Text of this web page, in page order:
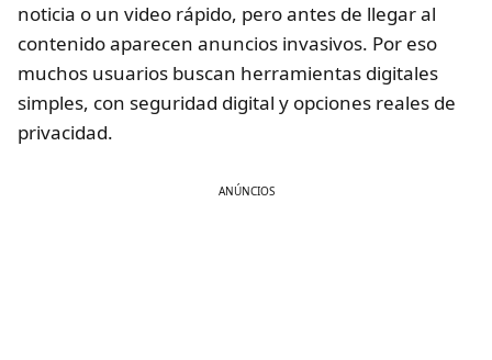
noticia o un video rápido, pero antes de llegar al
contenido aparecen anuncios invasivos. Por eso
muchos usuarios buscan herramientas digitales
simples, con seguridad digital y opciones reales de
privacidad.
ANÚNCIOS